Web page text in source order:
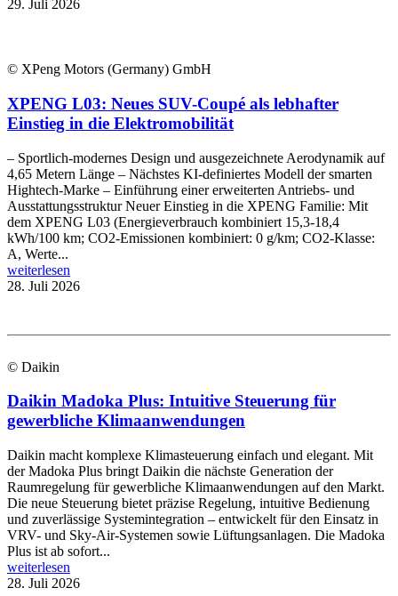
29. Juli 2026
© XPeng Motors (Germany) GmbH
XPENG L03: Neues SUV-Coupé als lebhafter
Einstieg in die Elektromobilität
– Sportlich-modernes Design und ausgezeichnete Aerodynamik auf
4,65 Metern Länge – Nächstes KI-definiertes Modell der smarten
Hightech-Marke – Einführung einer erweiterten Antriebs- und
Ausstattungsstruktur Neuer Einstieg in die XPENG Familie: Mit
dem XPENG L03 (Energieverbrauch kombiniert 15,3-18,4
kWh/100 km; CO2-Emissionen kombiniert: 0 g/km; CO2-Klasse:
A, Werte...
weiterlesen
28. Juli 2026
© Daikin
Daikin Madoka Plus: Intuitive Steuerung für
gewerbliche Klimaanwendungen
Daikin macht komplexe Klimasteuerung einfach und elegant. Mit
der Madoka Plus bringt Daikin die nächste Generation der
Raumregelung für gewerbliche Klimaanwendungen auf den Markt.
Die neue Steuerung bietet präzise Regelung, intuitive Bedienung
und zuverlässige Systemintegration – entwickelt für den Einsatz in
VRV- und Sky-Air-Systemen sowie Lüftungsanlagen. Die Madoka
Plus ist ab sofort...
weiterlesen
28. Juli 2026